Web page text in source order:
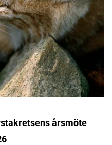
årsmöte